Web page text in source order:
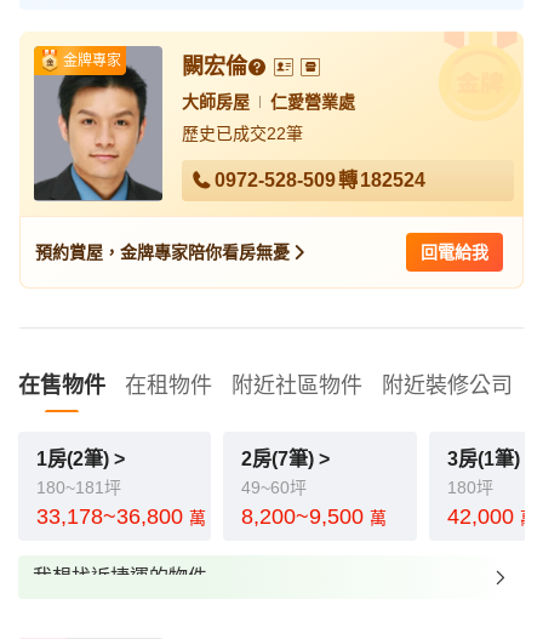
金牌專家 闕宏倫
大師房屋
仁愛營業處
歷史已成交22筆
0972-528-509轉182524
預約賞屋，金牌專家陪你看房無憂 回電給我
在售物件 在租物件 附近社區物件 附近裝修公司
1房(2筆) >
180~181坪
33,178~36,800 萬
2房(7筆) >
49~60坪
8,200~9,500萬
3房(1筆) >
180坪
42,000 萬
我想找近捷運的物件